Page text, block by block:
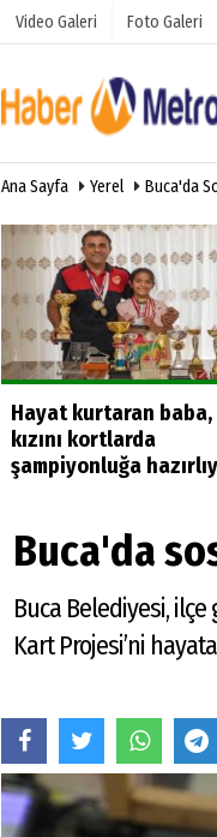
Video Galeri Foto Galeri
Ana Sayfa Yerel Buca'da
Hayat kurtaran baba,
kızını kortlarda
şampiyonluğa
Buca'da
Buca Belediyesi,
Kart Projesi’ni